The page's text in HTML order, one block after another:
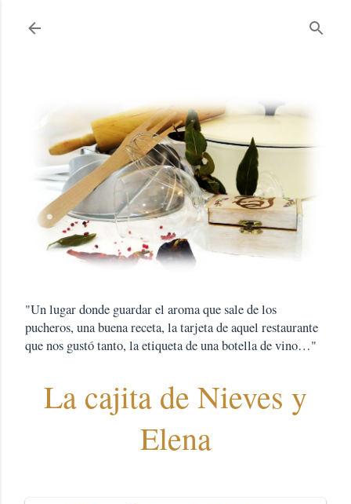
"Un lugar donde guardar el aroma que sale de los
pucheros, una buena receta, la tarjeta de aquel restaurante
que nos gustó tanto, la etiqueta de una botella de vino…"
La cajita de Nieves y
Elena